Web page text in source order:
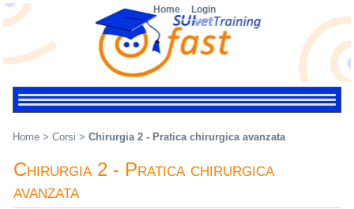
Home >Corsi >Chirurgia 2 - Pratica chirurgica avanzata
Chirurgia 2 - Pratica chirurgica
avanzata
Home Login